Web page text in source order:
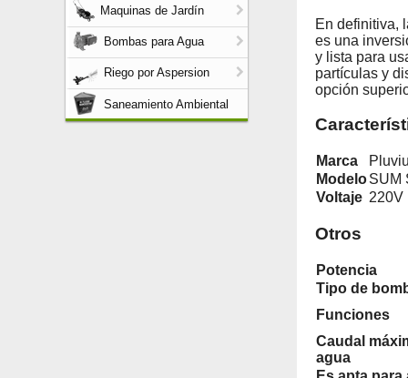
Maquinas de Jardín
Bombas para Agua
Riego por Aspersion
Saneamiento Ambiental
En definitiva,
es una
y lista para
partículas y
opción
Marca
ModeloSUM
Voltaje 220V
Otros
Potencia
Tipo de
Funciones
Caudal
agua